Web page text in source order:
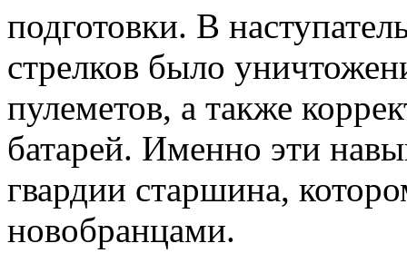
подготовки. В
стрелков было
пулеметов, а также
батарей. Именно эти
гвардии старшина,
новобранцами.